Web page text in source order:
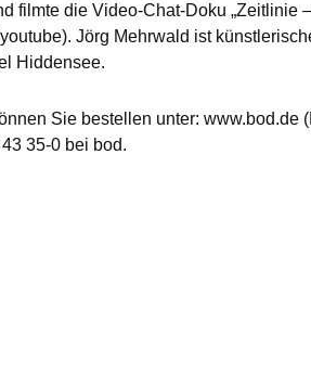
filmte die Video-Chat-Doku „Zeitlinie
Jörg Mehrwald ist
Hiddensee.
Sie bestellen unter: www.bod.de
35-0 bei bod.